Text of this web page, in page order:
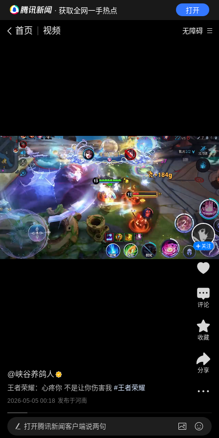
· 获取全网一手热点 打开
首页 视频 无障碍
@峡谷养鸽人
王者荣耀：心疼你 不是让你伤害我 #王者荣耀
2026-05-05 00:18 发布于河南
关注
评论
收藏
分享
打开腾讯新闻客户端说两句